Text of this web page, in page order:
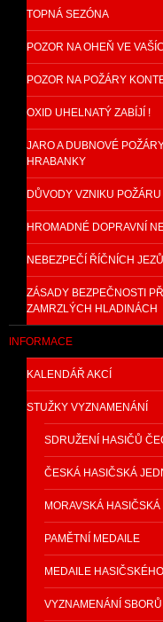
TOPNÁ SEZÓNA
POZOR NA OHEŇ VE
POZOR NA POŽÁRY
OXID UHELNATÝ ZABÍJÍ !
JARO A DUBNOVÉ
HRABANKY
DŮVODY VZNIKU
HROMADNÉ DOPRAVNÍ
NEBEZPEČÍ ŘÍČNÍCH JEZŮ
ZÁSADY BEZPEČNOSTI
ZAMRZLÝCH HLADINÁCH
INFORMACE
KALENDÁŘ AKCÍ
STUŽKY VYZNAMENÁNÍ
SDRUŽENÍ HASIČŮ
ČESKÁ HASIČSKÁ
MORAVSKÁ
PAMĚTNÍ MEDAILE
MEDAILE
VYZNAMENÁNÍ